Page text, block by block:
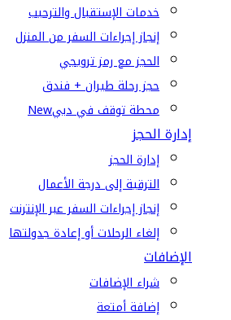
خدمات الإستقبال والترحيب
إنجاز إجراءات السفر من المنزل
الحجز مع رمز ترويجي
حجز رحلة طيران + فندق
محطة توقف في دبيNew
إدارة الحجز
إدارة الحجز
الترقية إلى درجة الأعمال
إنجاز إجراءات السفر عبر الإنترنت
إلغاء الرحلات أو إعادة جدولتها
الإضافات
شراء الإضافات
إضافة أمتعة